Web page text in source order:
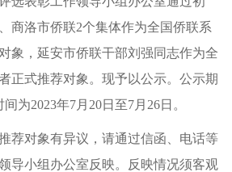
商洛市侨联2个集体作为全国侨联系
象，延安市侨联干部刘强同志作为全
正式推荐对象。现予以公示。公示期
为2023年7月20日至7月26日。
对象有异议，请通过信函、电话等
导小组办公室反映。反映情况须客观